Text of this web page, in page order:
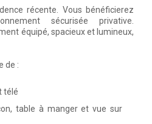
récente. Vous bénéficierez
sécurisée privative.
équipé, spacieux et lumineux,
de :
télé
table à manger et vue sur